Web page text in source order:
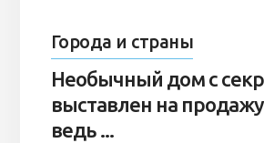
Города и страны
Необычный дом с
выставлен на
ведь ...